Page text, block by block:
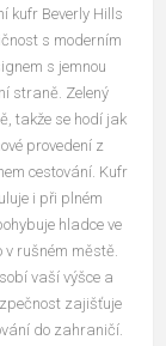
kufr Beverly Hills
s moderním
s jemnou
straně. Zelený
takže se hodí jak
provedení z
cestování. Kufr
i při plném
hladce ve
v rušném městě.
vaší výšce a
zajišťuje
do zahraničí.